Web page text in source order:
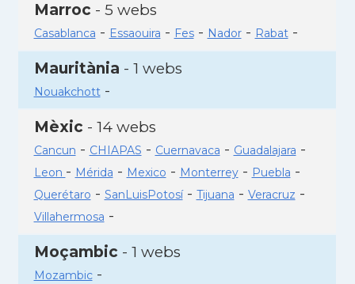
Marroc - 5 webs
Casablanca - Essaouira - Fes- Nador- Rabat-
Mauritània - 1 webs
Nouakchott-
Mèxic - 14 webs
Cancun - CHIAPAS - Cuernavaca - Guadalajara -
Leon - Mérida - Mexico - Monterrey- Puebla -
Querétaro - SanLuisPotosí- Tijuana - Veracruz -
Villahermosa -
Moçambic - 1 webs
Mozambic-